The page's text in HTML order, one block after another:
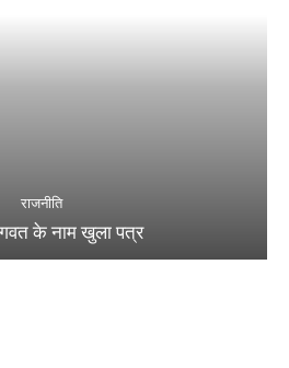
राजनीति
के नाम खुला पत्र